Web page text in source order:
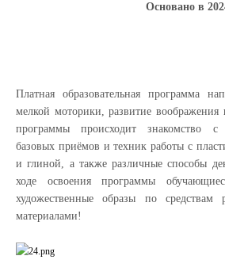
Основано в
Платная образовательная программа
мелкой моторики, развитие воображения
программы происходит знакомство с
базовых приёмов и техник работы с
и глиной, а также различные способы
ходе освоения программы
художественные образы по средствам
материалами!